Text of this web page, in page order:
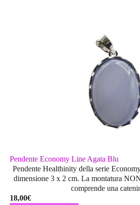
Pendente Economy Line Agata Blu
Pendente Healthinity della serie
dimensione 3 x 2 cm. La montatura
comprende una
18,00€